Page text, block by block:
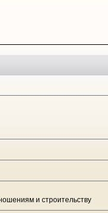
и строительству